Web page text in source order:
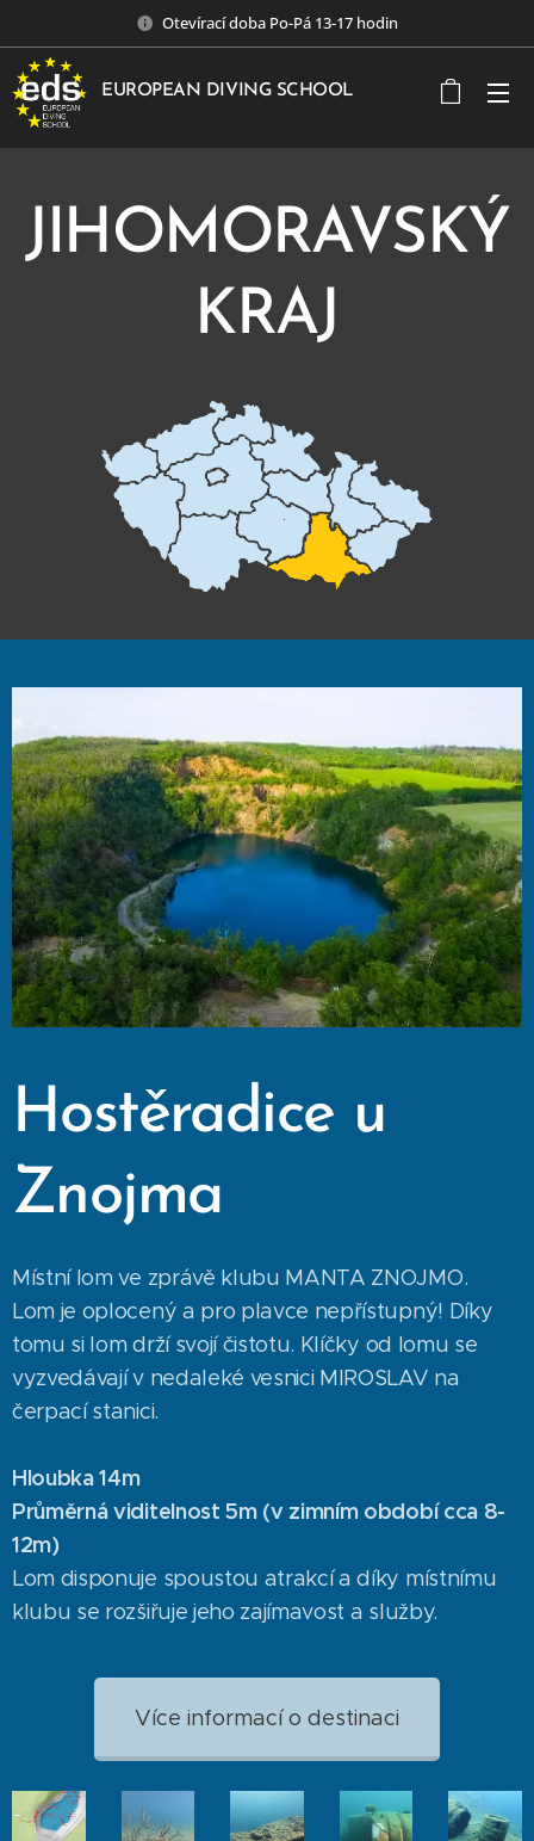
Otevírací doba Po-Pá 13-17 hodin
EUROPEAN DIVING SCHOOL
JIHOMORAVSKÝ
KRAJ
Hostěradice u
Znojma
Místní lom ve zprávě klubu MANTA ZNOJMO.
Lom je oplocený a pro plavce nepřístupný! Díky
tomu si lom drží svojí čistotu. Klíčky od lomu se
vyzvedávají v nedaleké vesnici MIROSLAV na
čerpací stanici.
Hloubka 14m
Průměrná viditelnost 5m (v zimním období cca 8-
12m)
Lom disponuje spoustou atrakcí a díky místnímu
klubu se rozšiřuje jeho zajímavost a služby.
Více informací o destinaci